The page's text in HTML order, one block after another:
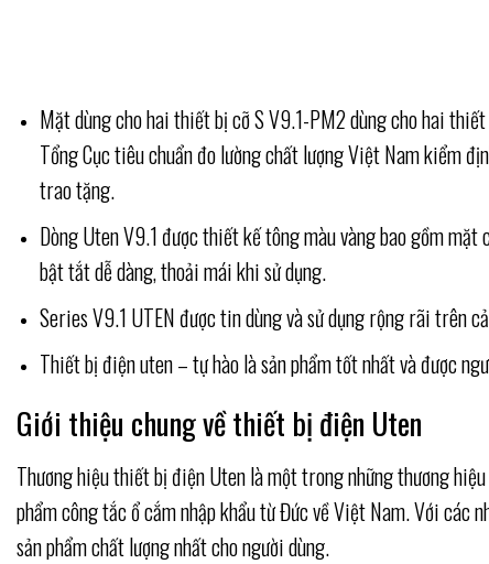
Mặt dùng cho hai thiết bị cỡ S V9.1-PM2 dùng cho hai
Tổng Cục tiêu chuẩn đo lường chất lượng Việt Nam kiểm
trao tặng.
Dòng Uten V9.1 được thiết kế tông màu vàng bao gồm
bật tắt dễ dàng, thoải mái khi sử dụng.
Series V9.1 UTEN được tin dùng và sử dụng rộng rãi trên
Thiết bị điện uten – tự hào là sản phẩm tốt nhất và được
Giới thiệu chung về thiết bị điện Uten
Thương hiệu thiết bị điện Uten là một trong những thương
phẩm công tắc ổ cắm nhập khẩu từ Đức về Việt Nam. Với các
sản phẩm chất lượng nhất cho người dùng.